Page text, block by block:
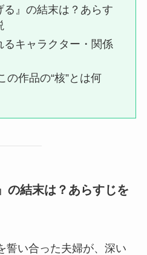
る』の結末は？あらす
るキャラクター・関係
の作品の“核”とは何
の結末は？あらすじを
誓い合った夫婦が、深い